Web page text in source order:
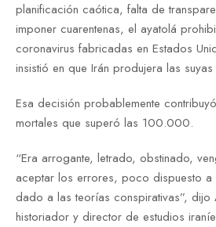
planificación caótica, falta de
imponer cuarentenas, el ayatolá
coronavirus fabricadas en Estados
insistió en que Irán produjera las
Esa decisión probablemente
mortales que superó las 100.000.
“Era arrogante, letrado, obstinado,
aceptar los errores, poco dispuesto a
dado a las teorías conspirativas”, dijo
historiador y director de estudios